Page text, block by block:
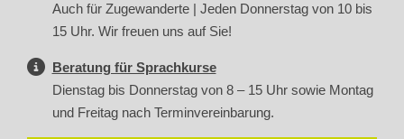
Auch für Zugewanderte | Jeden Donnerstag von 10 bis
15 Uhr. Wir freuen uns auf Sie!
Beratung für Sprachkurse
Dienstag bis Donnerstag von 8 – 15 Uhr sowie Montag
und Freitag nach Terminvereinbarung.